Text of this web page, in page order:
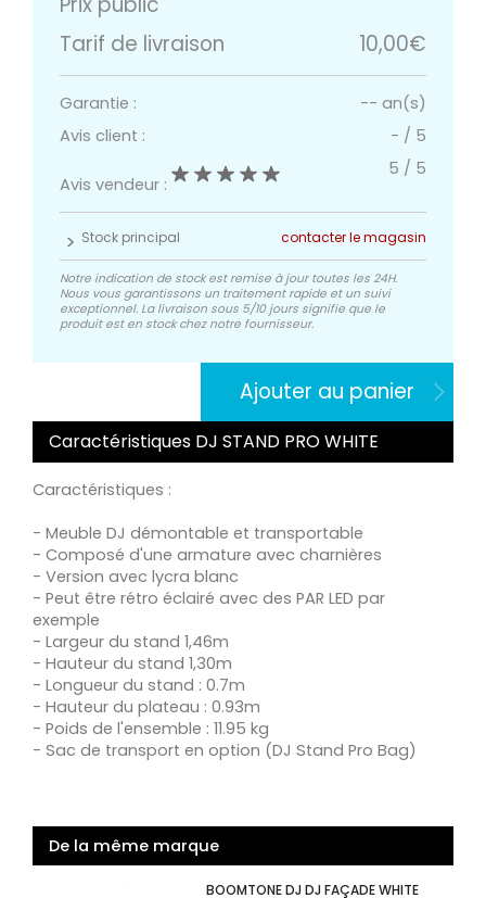
Tarif de livraison
10,00€
Garantie :
-- an(s)
Avis client :
- / 5
Avis vendeur :
5 / 5
Stock principal contacter le magasin
Notre indication de stock est remise à jour toutes les 24H.
Nous vous garantissons un traitement rapide et un suivi
exceptionnel. La livraison sous 5/10 jours signifie que le
produit est en stock chez notre fournisseur.
Ajouter au panier
Caractéristiques DJ STAND PRO WHITE
Caractéristiques :
- Meuble DJ démontable et transportable
- Composé d'une armature avec charnières
- Version avec lycra blanc
- Peut être rétro éclairé avec des PAR LED par
exemple
- Largeur du stand 1,46m
- Hauteur du stand 1,30m
- Longueur du stand : 0.7m
- Hauteur du plateau : 0.93m
- Poids de l'ensemble : 11.95 kg
- Sac de transport en option (DJ Stand Pro Bag)
De la même marque
BOOMTONE DJ DJ FAÇADE WHITE